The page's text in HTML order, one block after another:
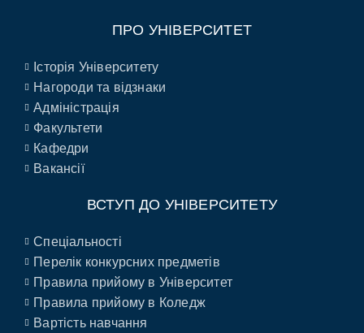
ПРО УНІВЕРСИТЕТ
Історія Університету
Нагороди та відзнаки
Адміністрація
Факультети
Кафедри
Вакансії
ВСТУП ДО УНІВЕРСИТЕТУ
Спеціальності
Перелік конкурсних предметів
Правила прийому в Університет
Правила прийому в Коледж
Вартість навчання